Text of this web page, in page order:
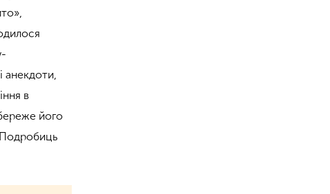
анекдоти,
в
його
Подробиць